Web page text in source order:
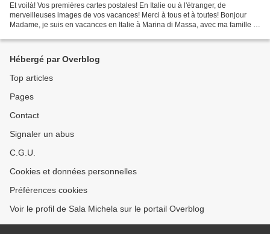
Et voilà! Vos premières cartes postales! En Italie ou à l'étranger, de
merveilleuses images de vos vacances! Merci à tous et à toutes! Bonjour
Madame, je suis en vacances en Italie à Marina di Massa, avec ma famille et
Hébergé par Overblog
Top articles
Pages
Contact
Signaler un abus
C.G.U.
Cookies et données personnelles
Préférences cookies
Voir le profil de Sala Michela sur le portail Overblog